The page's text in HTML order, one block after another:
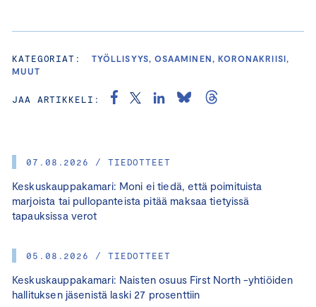
07.08.2026 / TIEDOTTEET
Keskuskauppakamari: Moni ei tiedä, että poimituista
marjoista tai pullopanteista pitää maksaa tietyissä
tapauksissa verot
05.08.2026 / TIEDOTTEET
Keskuskauppakamari: Naisten osuus First North -yhtiöiden
hallituksen jäsenistä laski 27 prosenttiin
KATEGORIAT:
TYÖLLISYYS, OSAAMINEN, KORONAKRIISI,
MUUT
JAA ARTIKKELI: